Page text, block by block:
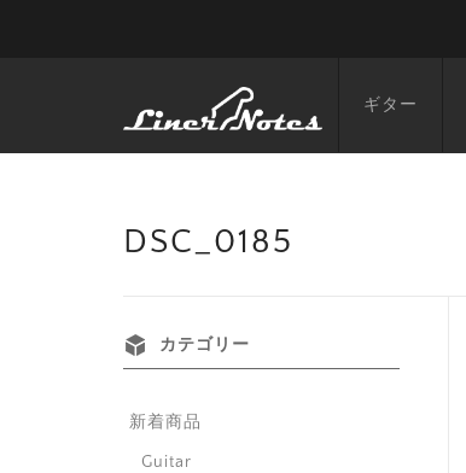
ギター
DSC_0185
カテゴリー
新着商品
Guitar